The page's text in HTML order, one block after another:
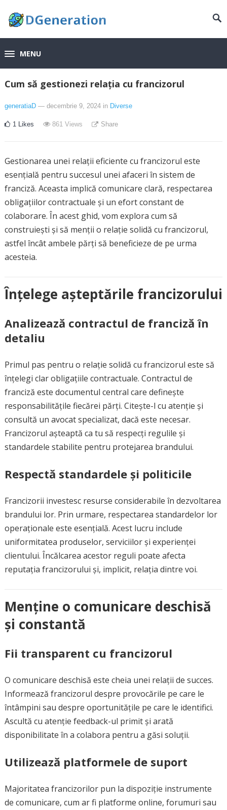
MENU
Cum să gestionezi relația cu francizorul
generatiaD — decembrie 9, 2024 in Diverse
1 Likes 861Views Share
Gestionarea unei relații eficiente cu francizorul este
esențială pentru succesul unei afaceri în sistem de
franciză. Aceasta implică comunicare clară, respectarea
obligațiilor contractuale și un efort constant de
colaborare. În acest ghid, vom explora cum să
construiești și să menții o relație solidă cu francizorul,
astfel încât ambele părți să beneficieze de pe urma
acesteia.
Înțelege așteptările francizorului
Analizează contractul de franciză în
detaliu
Primul pas pentru o relație solidă cu francizorul este să
înțelegi clar obligațiile contractuale. Contractul de
franciză este documentul central care definește
responsabilitățile fiecărei părți. Citește-l cu atenție și
consultă un avocat specializat, dacă este necesar.
Francizorul așteaptă ca tu să respecți regulile și
standardele stabilite pentru protejarea brandului.
Respectă standardele și politicile
Francizorii investesc resurse considerabile în dezvoltarea
brandului lor. Prin urmare, respectarea standardelor lor
operaționale este esențială. Acest lucru include
uniformitatea produselor, serviciilor și experienței
clientului. Încălcarea acestor reguli poate afecta
reputația francizorului și, implicit, relația dintre voi.
Menține o comunicare deschisă
și constantă
Fii transparent cu francizorul
O comunicare deschisă este cheia unei relații de succes.
Informează francizorul despre provocările pe care le
întâmpini sau despre oportunitățile pe care le identifici.
Ascultă cu atenție feedback-ul primit și arată
disponibilitate în a colabora pentru a găsi soluții.
Utilizează platformele de suport
Majoritatea francizorilor pun la dispoziție instrumente
de comunicare, cum ar fi platforme online, forumuri sau